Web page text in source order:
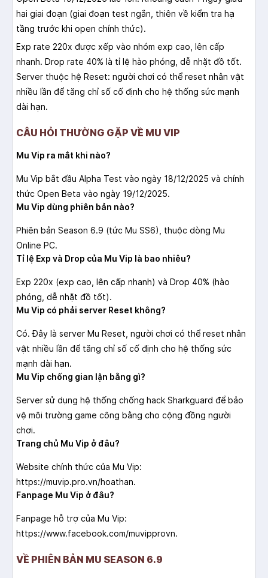
hai giai đoạn (giai đoạn test ngắn, thiên về kiểm tra hạ
tầng trước khi open chính thức).
Exp rate 220x được xếp vào nhóm exp cao, lên cấp
nhanh. Drop rate 40% là tỉ lệ hào phóng, dễ nhặt đồ tốt.
Server thuộc hệ Reset: người chơi có thể reset nhân vật
nhiều lần để tăng chỉ số cố định cho hệ thống sức mạnh
dài hạn.
CÂU HỎI THƯỜNG GẶP VỀ MU VIP
Mu Vip ra mắt khi nào?
Mu Vip bắt đầu Alpha Test vào ngày 18/12/2025 và chính
thức Open Beta vào ngày 19/12/2025.
Mu Vip dùng phiên bản nào?
Phiên bản Season 6.9 (tức Mu SS6), thuộc dòng Mu
Online PC.
Tỉ lệ Exp và Drop của Mu Vip là bao nhiêu?
Exp 220x (exp cao, lên cấp nhanh) và Drop 40% (hào
phóng, dễ nhặt đồ tốt).
Mu Vip có phải server Reset không?
Có. Đây là server Mu Reset, người chơi có thể reset nhân
vật nhiều lần để tăng chỉ số cố định cho hệ thống sức
mạnh dài hạn.
Mu Vip chống gian lận bằng gì?
Server sử dụng hệ thống chống hack Sharkguard để bảo
vệ môi trường game công bằng cho cộng đồng người
chơi.
Trang chủ Mu Vip ở đâu?
Website chính thức của Mu Vip:
https://muvip.pro.vn/hoathan.
Fanpage Mu Vip ở đâu?
Fanpage hỗ trợ của Mu Vip:
https://www.facebook.com/muvipprovn.
VỀ PHIÊN BẢN MU SEASON 6.9